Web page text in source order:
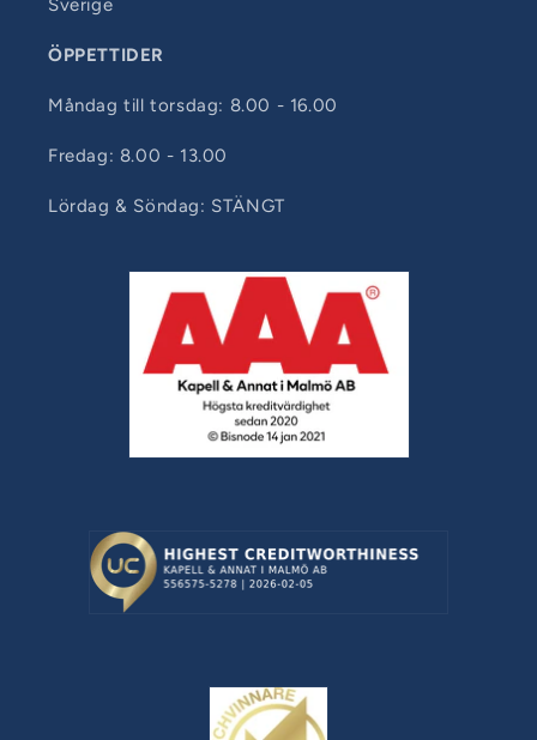
Sverige
ÖPPETTIDER
Måndag till torsdag: 8.00 - 16.00
Fredag: 8.00 - 13.00
Lördag & Söndag: STÄNGT